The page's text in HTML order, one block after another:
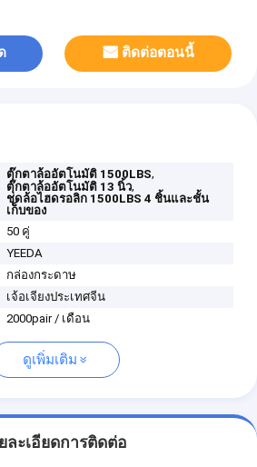
ติดต่อตอนนี้
ตุ๊กตาล้ออัตโนมัติ 1500LBS,
ตุ๊กตาล้ออัตโนมัติ 13 นิ้ว,
ชุดล้อไฮดรอลิก 1500LBS 4 ชิ้นและชั้น
เก็บของ
50 คู่
YEEDA
กล่องกระดาษ
เจ้อเจียงประเทศจีน
2000pair / เดือน
ดูเพิ่มเติม
ละเอียดการติดต่อ